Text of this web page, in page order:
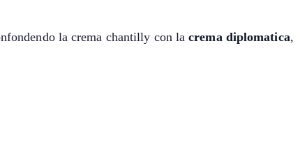
la crema chantilly con lacrema diplomatica,